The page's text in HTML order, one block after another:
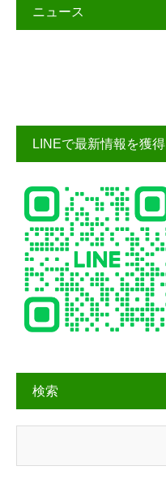
ニュース
LINEで最新情報を獲得
検索